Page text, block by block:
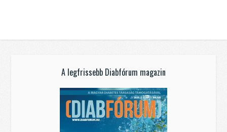
A legfrissebb Diabfórum magazin